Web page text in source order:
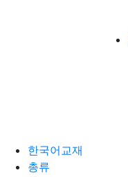
한국어교재
총류